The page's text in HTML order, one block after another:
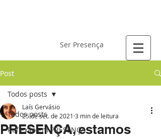
Ser Presença
Post
Todos posts
Reflexão em PRESENÇA
Todos posts
PRESENÇA, estamos
Laís Gervásio
25 de set. de 2021 3 min de leitura